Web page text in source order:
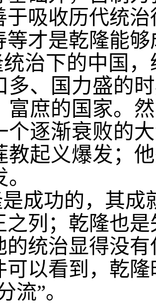
于吸收历代统
等才是乾隆能
治下的中国
多、国力盛的
富庶的国家。
个逐渐衰败的
教起义爆发；
成功的，其成
之列；乾隆也
的统治显得没
可以看到，乾
流”。